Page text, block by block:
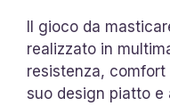
Il gioco da
realizzato in
resistenza, comfort
suo design piatto e